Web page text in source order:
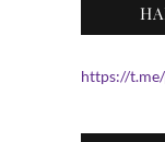
https://